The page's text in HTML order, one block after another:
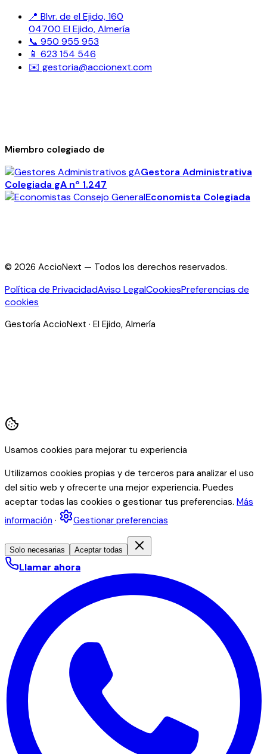
📍 Blvr. de el Ejido, 160
04700 El Ejido, Almería
📞 950 955 953
📱 623 154 546
✉️ gestoria@accionext.com
Miembro colegiado de
Gestora Administrativa
Colegiada gA nº 1.247
Economista Colegiada
© 2026 AccioNext — Todos los derechos reservados.
Política de PrivacidadAviso LegalCookiesPreferencias de
cookies
Gestoría AccioNext · El Ejido, Almería
Usamos cookies para mejorar tu experiencia
Utilizamos cookies propias y de terceros para analizar el uso
del sitio web y ofrecerte una mejor experiencia. Puedes
aceptar todas las cookies o gestionar tus preferencias. Más
información · Gestionar preferencias
Solo necesarias Aceptar todas
Llamar ahora